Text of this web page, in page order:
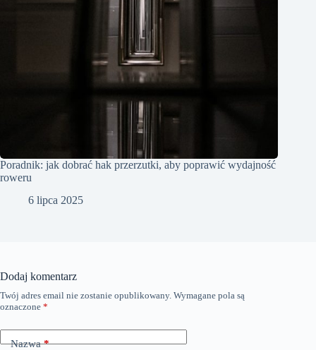
Poradnik: jak dobrać hak przerzutki, aby poprawić wydajność
roweru
6 lipca 2025
Dodaj komentarz
Twój adres email nie zostanie opublikowany. Wymagane pola są
oznaczone *
Nazwa*